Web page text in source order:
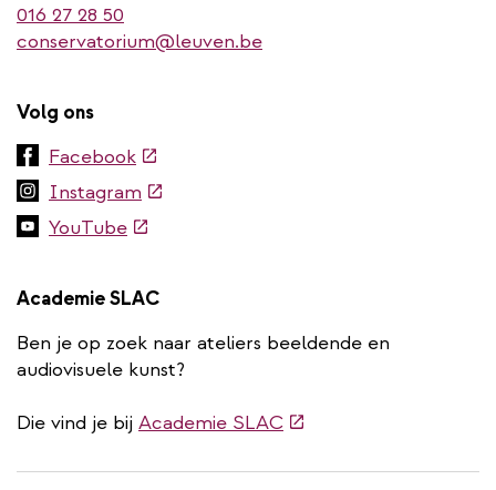
016 27 28 50
conservatorium@leuven.be
Volg ons
Facebook(externe
link)
Instagram (externe
link)
YouTube(externe
Academie SLAC
Ben je op zoek naar ateliers beeldende en
audiovisuele kunst?
Die vind je bij Academie SLAC(externe